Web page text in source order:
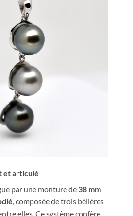
et articulé
par une monture de 38 mm
, composée de trois bélières
elles. Ce système confère